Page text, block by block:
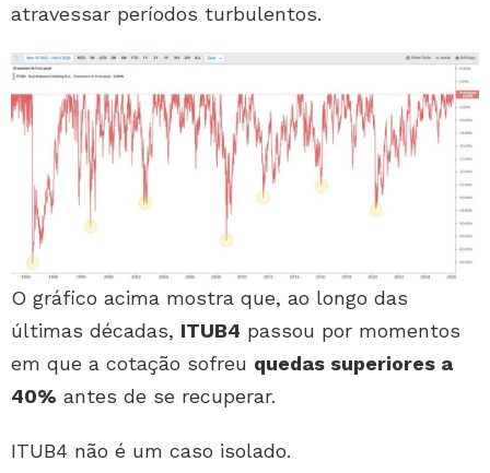
atravessar períodos turbulentos.
O gráfico acima mostra que, ao longo das
últimas décadas, ITUB4 passou por momentos
em que a cotação sofreu quedas superiores a
40% antes de se recuperar.
ITUB4 não é um caso isolado.